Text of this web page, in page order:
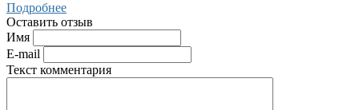
Подробнее
Оставить отзыв
Имя
E-mail
Текст комментария